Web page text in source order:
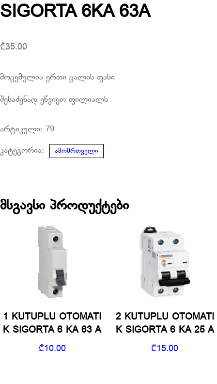
SIGORTA 6KA 63A
₾35.00
მოცემულია ერთი ცალის ფასი
შესაძენად ეწვიეთ ფილიალს
არტიკული: 79
კატეგორია: ამომრთველი
მსგავსი პროდუქტები
1 KUTUPLU OTOMATI
K SIGORTA 6 KA 63 A
₾10.00
2 KUTUPLU OTOMATI
K SIGORTA 6 KA 25 A
₾15.00